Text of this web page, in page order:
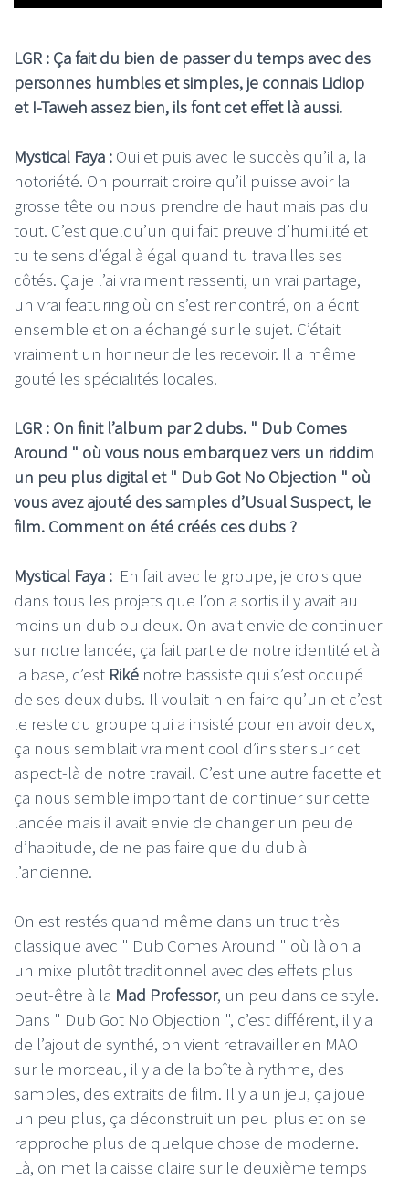
LGR : Ça fait du bien de passer du temps avec des
personnes humbles et simples, je connais Lidiop
et I-Taweh assez bien, ils font cet effet là aussi.
Mystical Faya : Oui et puis avec le succès qu’il a, la
notoriété. On pourrait croire qu’il puisse avoir la
grosse tête ou nous prendre de haut mais pas du
tout. C’est quelqu’un qui fait preuve d’humilité et
tu te sens d’égal à égal quand tu travailles ses
côtés. Ça je l’ai vraiment ressenti, un vrai partage,
un vrai featuring où on s’est rencontré, on a écrit
ensemble et on a échangé sur le sujet. C’était
vraiment un honneur de les recevoir. Il a même
gouté les spécialités locales.
LGR : On finit l’album par 2 dubs. " Dub Comes
Around " où vous nous embarquez vers un riddim
un peu plus digital et " Dub Got No Objection " où
vous avez ajouté des samples d’Usual Suspect, le
film. Comment on été créés ces dubs ?
Mystical Faya : En fait avec le groupe, je crois que
dans tous les projets que l’on a sortis il y avait au
moins un dub ou deux. On avait envie de continuer
sur notre lancée, ça fait partie de notre identité et à
la base, c’est Riké notre bassiste qui s’est occupé
de ses deux dubs. Il voulait n'en faire qu’un et c’est
le reste du groupe qui a insisté pour en avoir deux,
ça nous semblait vraiment cool d’insister sur cet
aspect-là de notre travail. C’est une autre facette et
ça nous semble important de continuer sur cette
lancée mais il avait envie de changer un peu de
d’habitude, de ne pas faire que du dub à
l’ancienne.
On est restés quand même dans un truc très
classique avec " Dub Comes Around " où là on a
un mixe plutôt traditionnel avec des effets plus
peut-être à la Mad Professor, un peu dans ce style.
Dans " Dub Got No Objection ", c’est différent, il y a
de l’ajout de synthé, on vient retravailler en MAO
sur le morceau, il y a de la boîte à rythme, des
samples, des extraits de film. Il y a un jeu, ça joue
un peu plus, ça déconstruit un peu plus et on se
rapproche plus de quelque chose de moderne.
Là, on met la caisse claire sur le deuxième temps